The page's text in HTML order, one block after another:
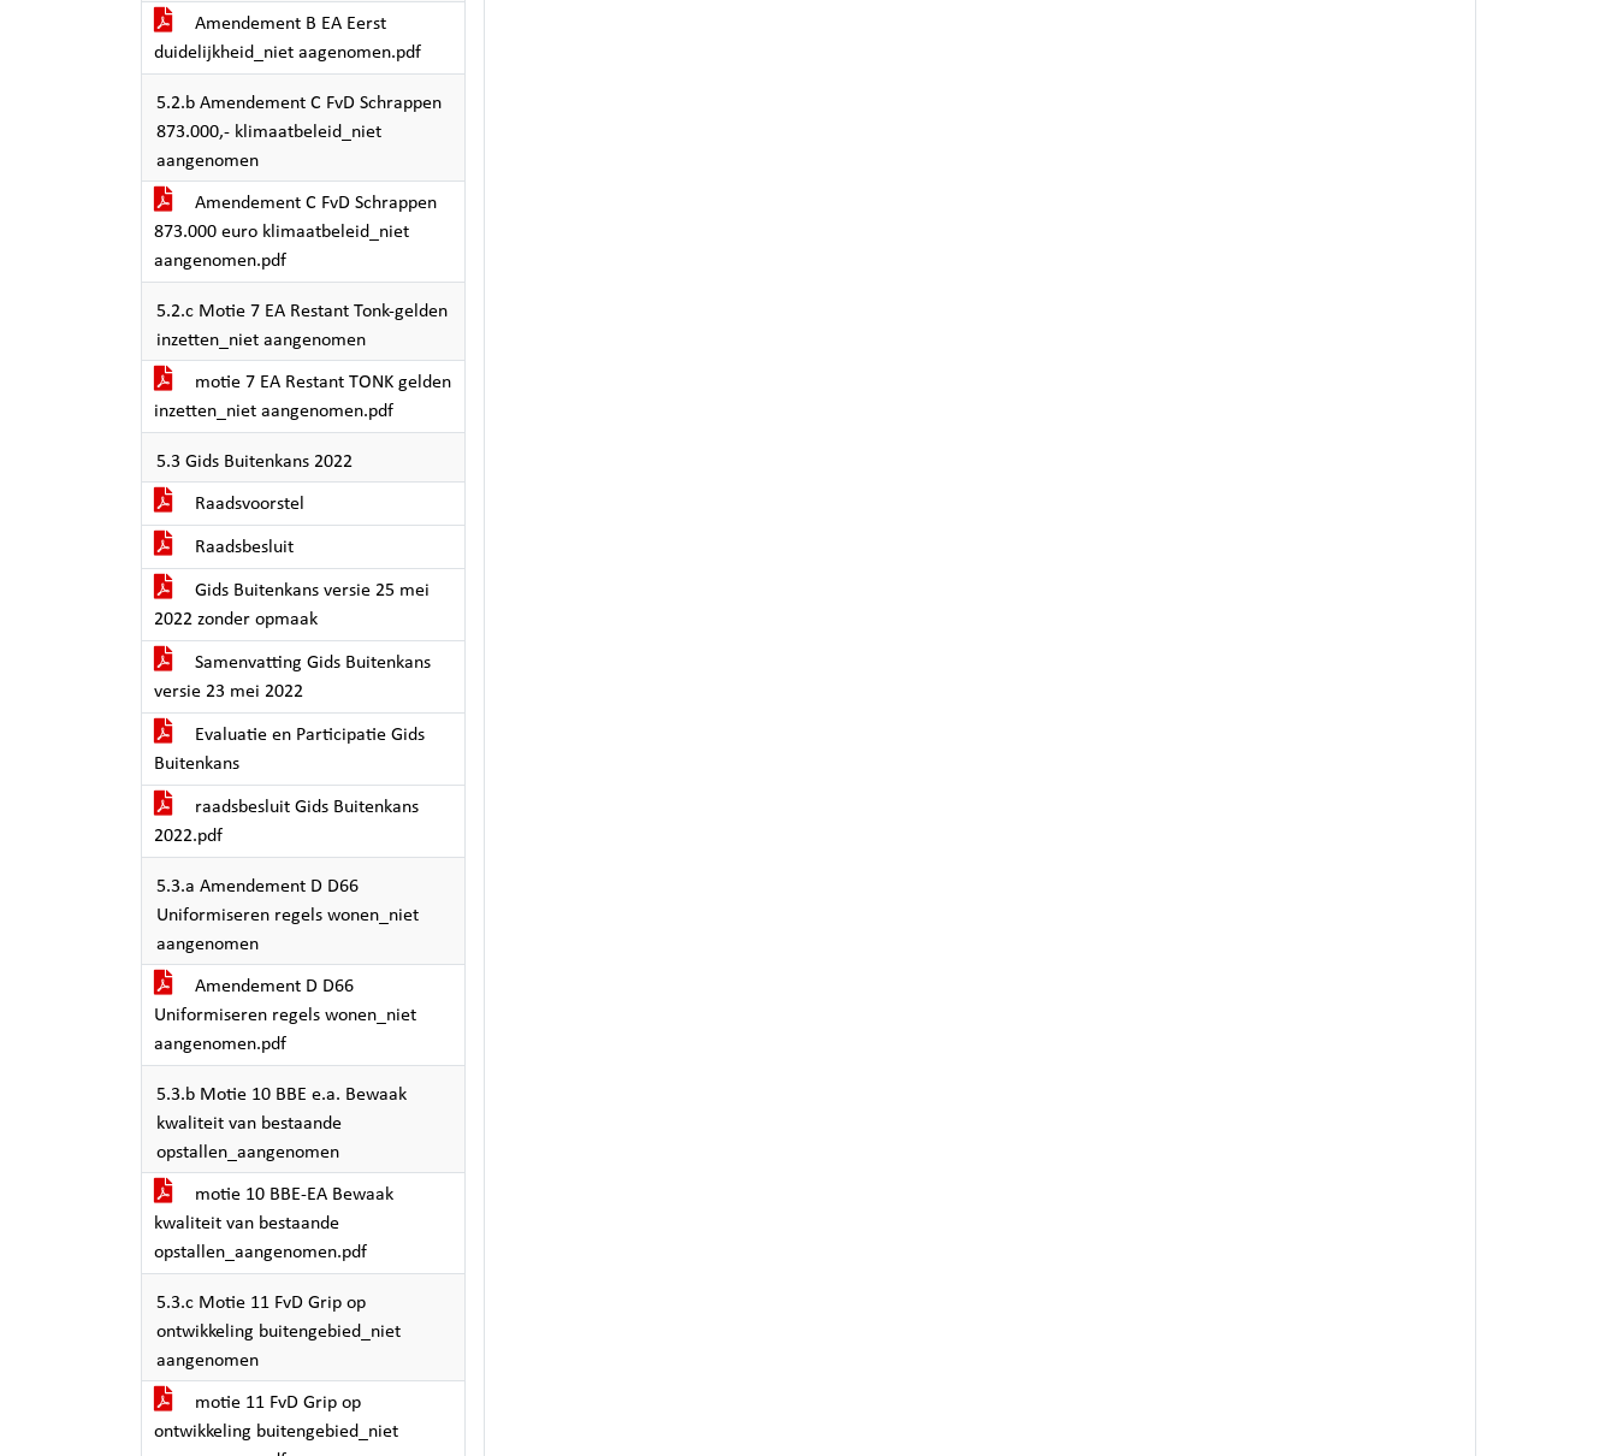
Amendement B EA Eerst
duidelijkheid_niet aagenomen.pdf
5.2.b Amendement C FvD Schrappen
873.000,- klimaatbeleid_niet
aangenomen
Amendement C FvD Schrappen
873.000 euro klimaatbeleid_niet
aangenomen.pdf
5.2.c Motie 7 EA Restant Tonk-gelden
inzetten_niet aangenomen
motie 7 EA Restant TONK gelden
inzetten_niet aangenomen.pdf
5.3 Gids Buitenkans 2022
Raadsvoorstel
Raadsbesluit
Gids Buitenkans versie 25 mei
2022 zonder opmaak
Samenvatting Gids Buitenkans
versie 23 mei 2022
Evaluatie en Participatie Gids
Buitenkans
raadsbesluit Gids Buitenkans
2022.pdf
5.3.a Amendement D D66
Uniformiseren regels wonen_niet
aangenomen
Amendement D D66
Uniformiseren regels wonen_niet
aangenomen.pdf
5.3.b Motie 10 BBE e.a. Bewaak
kwaliteit van bestaande
opstallen_aangenomen
motie 10 BBE-EA Bewaak
kwaliteit van bestaande
opstallen_aangenomen.pdf
5.3.c Motie 11 FvD Grip op
ontwikkeling buitengebied_niet
aangenomen
motie 11 FvD Grip op
ontwikkeling buitengebied_niet